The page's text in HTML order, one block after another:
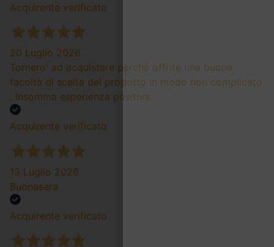
Acquirente verificato
20 Luglio 2026
Tornero' ad acquistare perché offrite una buona
facoltà di scelta del prodotto in modo non complicato
. Insomma esperienza positiva.
Acquirente verificato
13 Luglio 2026
Buonasera
Acquirente verificato